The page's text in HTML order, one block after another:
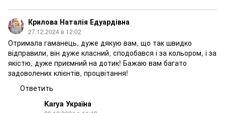
Крилова Наталія Едуардівна
27.12.2024 в 12:02
Отримала гаманець, дуже дякую вам, що так швидко
відправили, він дуже класний, сподобався і за кольором, і за
якістю, дуже приємний на дотик! Бажаю вам багато
задоволених клієнтів, процвітання!
Ответить
Karya Україна